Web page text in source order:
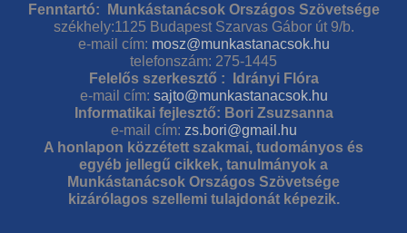
Fenntartó: Munkástanácsok Országos Szövetsége
székhely:1125 Budapest Szarvas Gábor út 9/b.
e-mail cím: mosz@munkastanacsok.hu
telefonszám: 275-1445
Felelős szerkesztő : Idrányi Flóra
e-mail cím: sajto@munkastanacsok.hu
Informatikai fejlesztő: Bori Zsuzsanna
e-mail cím: zs.bori@gmail.hu
A honlapon közzétett szakmai, tudományos és
egyéb jellegű cikkek, tanulmányok a
Munkástanácsok Országos Szövetsége
kizárólagos szellemi tulajdonát képezik.